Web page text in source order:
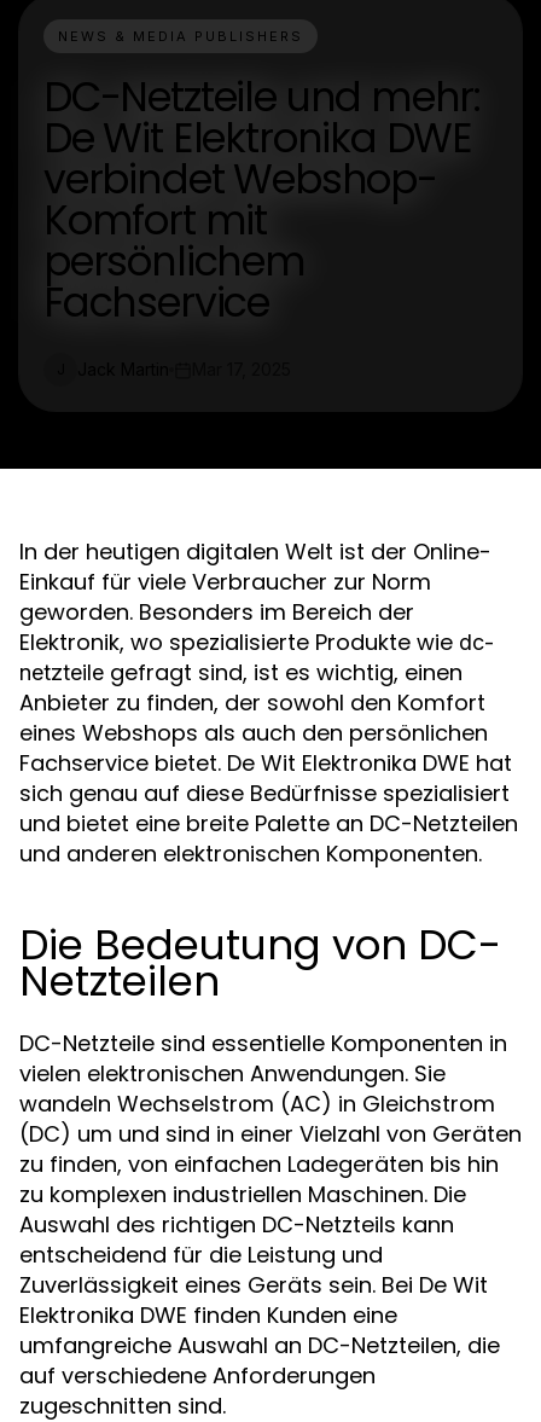
NEWS & MEDIA PUBLISHERS
DC-Netzteile und mehr:
De Wit Elektronika DWE
verbindet Webshop-
Komfort mit
persönlichem
Fachservice
In der heutigen digitalen Welt ist der Online-
Einkauf für viele Verbraucher zur Norm
geworden. Besonders im Bereich der
Elektronik, wo spezialisierte Produkte wie dc-
netzteile gefragt sind, ist es wichtig, einen
Anbieter zu finden, der sowohl den Komfort
eines Webshops als auch den persönlichen
Fachservice bietet. De Wit Elektronika DWE hat
sich genau auf diese Bedürfnisse spezialisiert
und bietet eine breite Palette an DC-Netzteilen
und anderen elektronischen Komponenten.
Die Bedeutung von DC-
Netzteilen
DC-Netzteile sind essentielle Komponenten in
vielen elektronischen Anwendungen. Sie
wandeln Wechselstrom (AC) in Gleichstrom
(DC) um und sind in einer Vielzahl von Geräten
zu finden, von einfachen Ladegeräten bis hin
zu komplexen industriellen Maschinen. Die
Auswahl des richtigen DC-Netzteils kann
entscheidend für die Leistung und
Zuverlässigkeit eines Geräts sein. Bei De Wit
Elektronika DWE finden Kunden eine
umfangreiche Auswahl an DC-Netzteilen, die
auf verschiedene Anforderungen
zugeschnitten sind.